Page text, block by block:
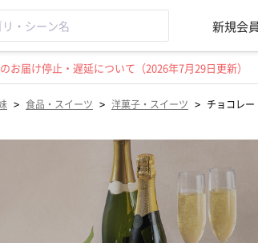
新規会
お届け停止・遅延について（2026年7月29日更新）
> 食品・スイーツ > 洋菓子・スイーツ > チョコレー